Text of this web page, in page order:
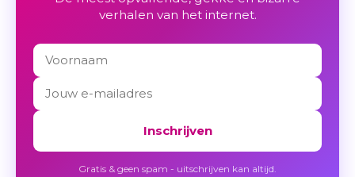
verhalen van het internet.
Inschrijven
Gratis & geen spam - uitschrijven kan altijd.